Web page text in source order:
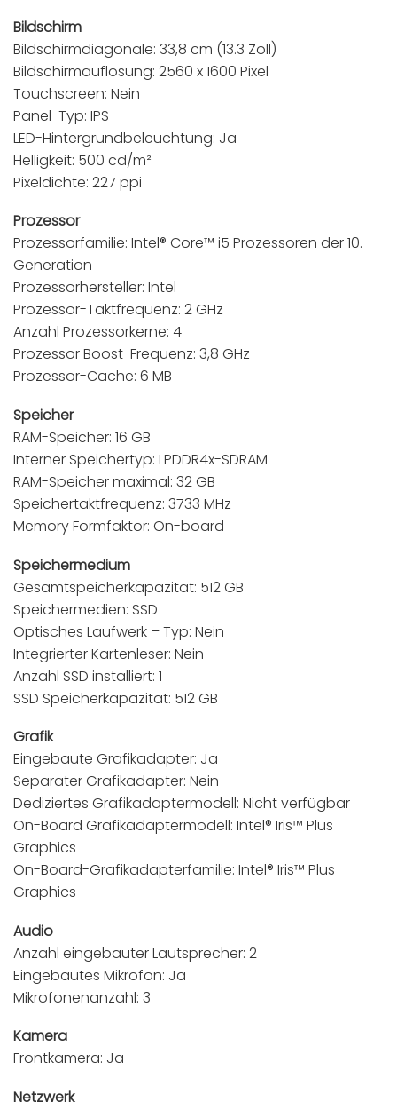
Bildschirm
Bildschirmdiagonale: 33,8 cm (13.3 Zoll)
Bildschirmauflösung: 2560 x 1600 Pixel
Touchscreen: Nein
Panel-Typ: IPS
LED-Hintergrundbeleuchtung: Ja
Helligkeit: 500 cd/m²
Pixeldichte: 227 ppi
Prozessor
Prozessorfamilie: Intel® Core™ i5 Prozessoren der 10.
Generation
Prozessorhersteller: Intel
Prozessor-Taktfrequenz: 2 GHz
Anzahl Prozessorkerne: 4
Prozessor Boost-Frequenz: 3,8 GHz
Prozessor-Cache: 6 MB
Speicher
RAM-Speicher: 16 GB
Interner Speichertyp: LPDDR4x-SDRAM
RAM-Speicher maximal: 32 GB
Speichertaktfrequenz: 3733 MHz
Memory Formfaktor: On-board
Speichermedium
Gesamtspeicherkapazität: 512 GB
Speichermedien: SSD
Optisches Laufwerk – Typ: Nein
Integrierter Kartenleser: Nein
Anzahl SSD installiert: 1
SSD Speicherkapazität: 512 GB
Grafik
Eingebaute Grafikadapter: Ja
Separater Grafikadapter: Nein
Dediziertes Grafikadaptermodell: Nicht verfügbar
On-Board Grafikadaptermodell: Intel® Iris™ Plus
Graphics
On-Board-Grafikadapterfamilie: Intel® Iris™ Plus
Graphics
Audio
Anzahl eingebauter Lautsprecher: 2
Eingebautes Mikrofon: Ja
Mikrofonenanzahl: 3
Kamera
Frontkamera: Ja
Netzwerk